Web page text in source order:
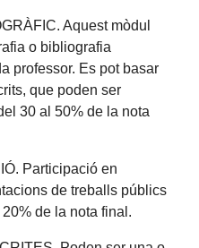
Aquest mòdul
o bibliografia
professor. Es pot basar
que poden ser
30 al 50% de la nota
Participació en
de treballs públics
de la nota final.